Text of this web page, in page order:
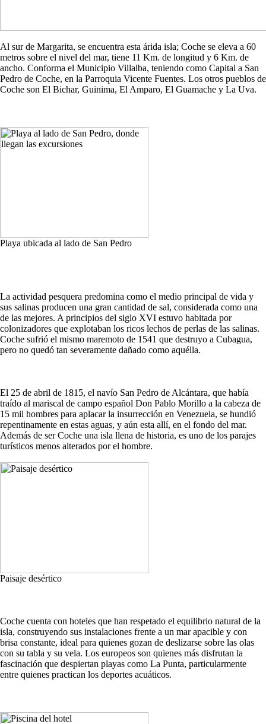
Al sur de Margarita, se encuentra esta árida isla; Coche se eleva a 60
metros sobre el nivel del mar, tiene 11 Km. de longitud y 6 Km. de
ancho. Conforma el Municipio Villalba, teniendo como Capital a San
Pedro de Coche, en la Parroquia Vicente Fuentes. Los otros pueblos de
Coche son El Bichar, Guinima, El Amparo, El Guamache y La Uva.
Playa ubicada al lado de San Pedro
La actividad pesquera predomina como el medio principal de vida y
sus salinas producen una gran cantidad de sal, considerada como una
de las mejores. A principios del siglo XVI estuvo habitada por
colonizadores que explotaban los ricos lechos de perlas de las salinas.
Coche sufrió el mismo maremoto de 1541 que destruyo a Cubagua,
pero no quedó tan severamente dañado como aquélla.
El 25 de abril de 1815, el navío San Pedro de Alcántara, que había
traído al mariscal de campo español Don Pablo Morillo a la cabeza de
15 mil hombres para aplacar la insurrección en Venezuela, se hundió
repentinamente en estas aguas, y aún esta allí, en el fondo del mar.
Además de ser Coche una isla llena de historia, es uno de los parajes
turísticos menos alterados por el hombre.
Paisaje desértico
Coche cuenta con hoteles que han respetado el equilibrio natural de la
isla, construyendo sus instalaciones frente a un mar apacible y con
brisa constante, ideal para quienes gozan de deslizarse sobre las olas
con su tabla y su vela. Los europeos son quienes más disfrutan la
fascinación que despiertan playas como La Punta, particularmente
entre quienes practican los deportes acuáticos.